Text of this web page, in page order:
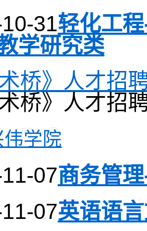
31轻化工
学研究类
伟学院
07商务管
07英语语